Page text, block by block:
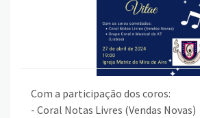
Com a participação dos coros:
- Coral Notas Livres (Vendas Novas)